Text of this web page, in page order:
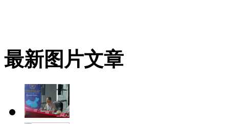
最新图片文章